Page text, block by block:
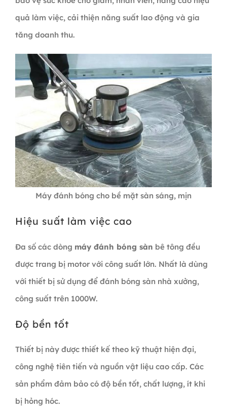
quả làm việc, cải thiện năng suất lao động và gia
tăng doanh thu.
Máy đánh bóng cho bề mặt sàn sáng, mịn
Hiệu suất làm việc cao
Đa số các dòng máy đánh bóng sàn bê tông đều
được trang bị motor với công suất lớn. Nhất là dùng
với thiết bị sử dụng để đánh bóng sàn nhà xưởng,
công suất trên 1000W.
Độ bền tốt
Thiết bị này được thiết kế theo kỹ thuật hiện đại,
công nghệ tiên tiến và nguồn vật liệu cao cấp. Các
sản phẩm đảm bảo có độ bền tốt, chất lượng, ít khi
bị hỏng hóc.